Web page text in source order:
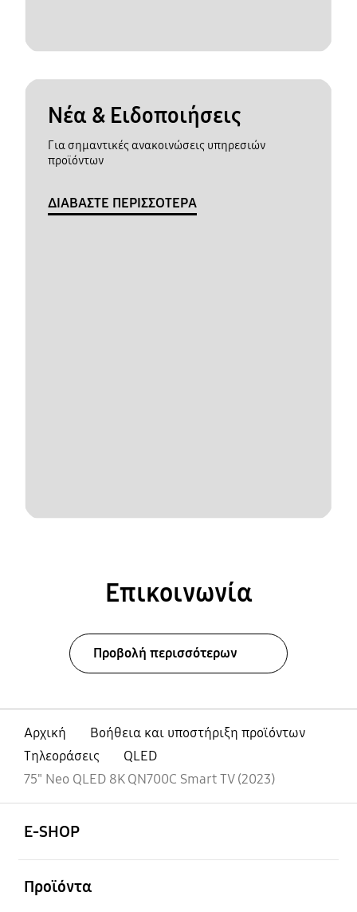
Νέα & Ειδοποιήσεις
Για σημαντικές ανακοινώσεις υπηρεσιών
προϊόντων
ΔΙΑΒΑΣΤΕ ΠΕΡΙΣΣΟΤΕΡΑ
Επικοινωνία
Προβολή περισσότερων
Αρχική
Βοήθεια και υποστήριξη προϊόντων
Τηλεοράσεις
QLED
75" Neo QLED 8K QN700C Smart TV (2023)
E-SHOP
Προϊόντα